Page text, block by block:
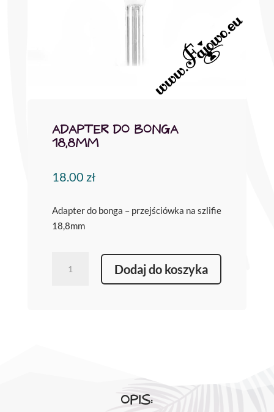
ADAPTER DO BONGA
18,8MM
18.00 zł
​Adapter do bonga – przejściówka na szlifie
18,8mm
Adapter
Dodaj do koszyka
OPIS: